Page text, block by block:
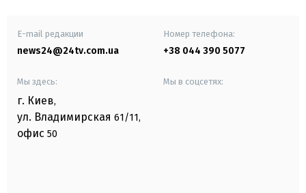
E-mail редакции
news24@24tv.com.ua
Номер телефона:
+38 044 390 5077
Мы здесь:
г. Киев,
ул. Владимирская 61/11,
офис 50
Мы в соцсетях: